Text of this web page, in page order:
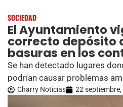
SOCIEDAD
El Ayuntamiento
correcto depósito
basuras en los
Se han detectado lugares
podrían causar problemas
Charry Noticias 22 septiembre,